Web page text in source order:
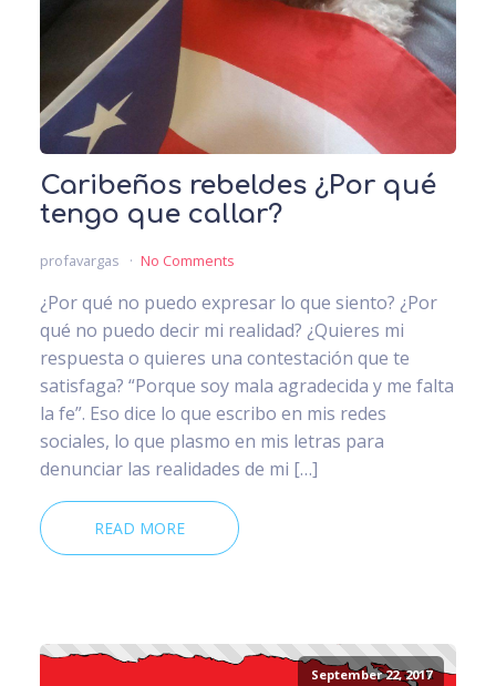
Caribeños rebeldes ¿Por qué
tengo que callar?
profavargas No Comments
¿Por qué no puedo expresar lo que siento? ¿Por
qué no puedo decir mi realidad? ¿Quieres mi
respuesta o quieres una contestación que te
satisfaga? “Porque soy mala agradecida y me falta
la fe”. Eso dice lo que escribo en mis redes
sociales, lo que plasmo en mis letras para
denunciar las realidades de mi […]
READ MORE
September 22, 2017